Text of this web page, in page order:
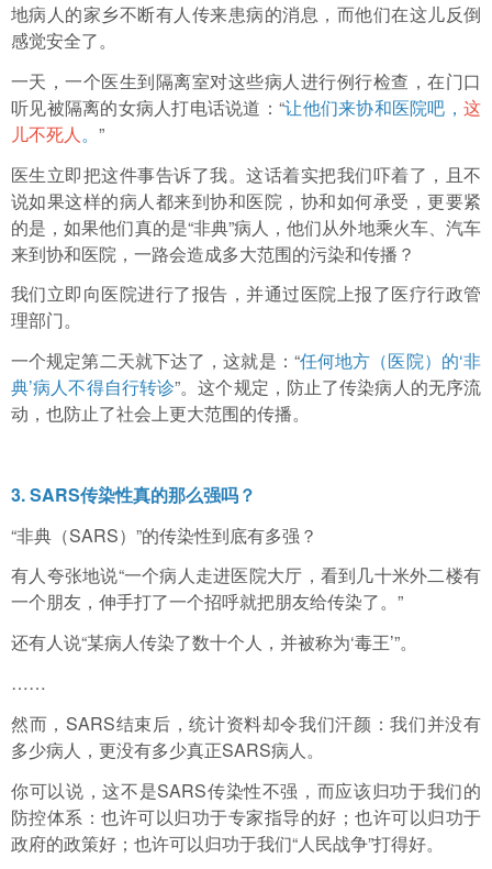
地病人的家乡不断有人传来患病的消息，而他们在这儿反倒
感觉安全了。
一天，一个医生到隔离室对这些病人进行例行检查，在门口
听见被隔离的女病人打电话说道：“让他们来协和医院吧，这
儿不死人。 ”
医生立即把这件事告诉了我。这话着实把我们吓着了，且不
说如果这样的病人都来到协和医院，协和如何承受，更要紧
的是，如果他们真的是“非典”病人，他们从外地乘火车、汽车
来到协和医院，一路会造成多大范围的污染和传播？
我们立即向医院进行了报告，并通过医院上报了医疗行政管
理部门。
一个规定第二天就下达了，这就是：“任何地方（医院）的‘非
典’病人不得自行转诊”。这个规定，防止了传染病人的无序流
动，也防止了社会上更大范围的传播。
3. SARS传染性真的那么强吗？
“非典（SARS）”的传染性到底有多强？
有人夸张地说“一个病人走进医院大厅，看到几十米外二楼有
一个朋友，伸手打了一个招呼就把朋友给传染了。”
还有人说“某病人传染了数十个人，并被称为‘毒王’”。
……
然而，SARS结束后，统计资料却令我们汗颜：我们并没有
多少病人，更没有多少真正SARS病人。
你可以说，这不是SARS传染性不强，而应该归功于我们的
防控体系：也许可以归功于专家指导的好；也许可以归功于
政府的政策好；也许可以归功于我们“人民战争”打得好。